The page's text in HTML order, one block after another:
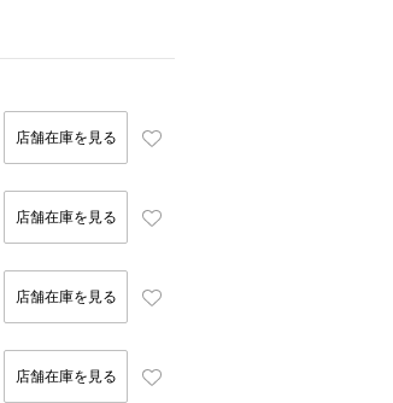
店舗在庫を見る
店舗在庫を見る
店舗在庫を見る
店舗在庫を見る